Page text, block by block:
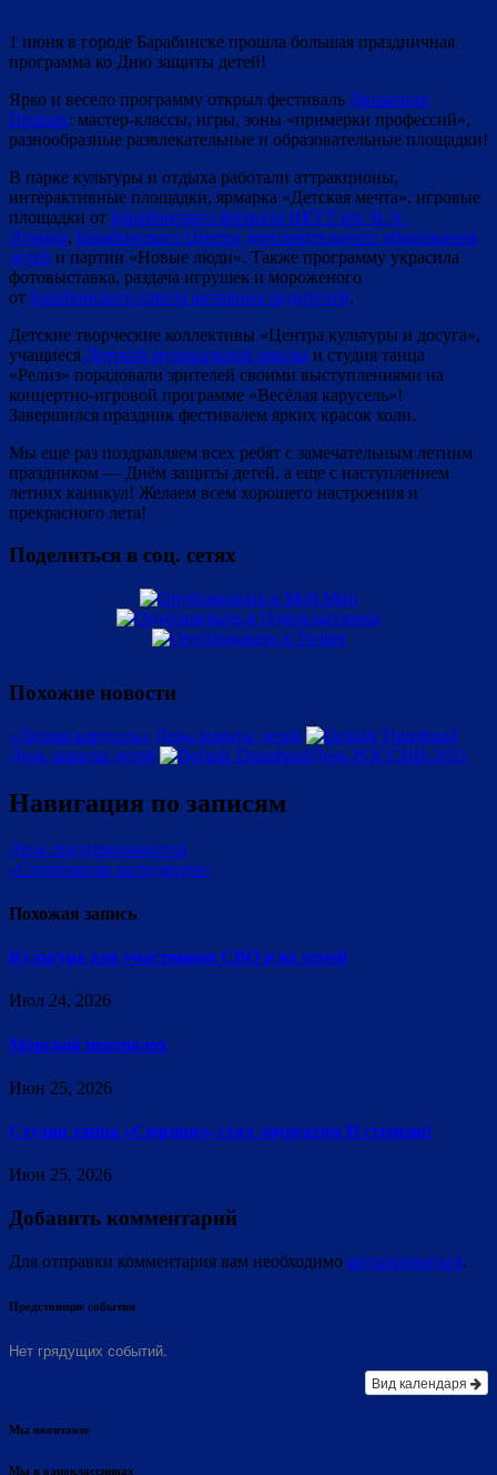
1 июня в городе Барабинске прошла большая праздничная
программа ко Дню защиты детей!
Ярко и весело программу открыл фестиваль Движения
Первых: мастер-классы, игры, зоны «примерки профессий»,
разнообразные развлекательные и образовательные площадки!
В парке культуры и отдыха работали аттракционы,
интерактивные площадки, ярмарка «Детская мечта», игровые
площадки от Барабинского филиала НКТТ им. Н.А.
Лунина, Барабинского Центра дополнительного образования
детей и партии «Новые люди». Также программу украсила
фотовыставка, раздача игрушек и мороженого
от Барабинского совета активных родителей.
Детские творческие коллективы «Центра культуры и досуга»,
учащиеся Детской музыкальной школы и студия танца
«Релиз» порадовали зрителей своими выступлениями на
концертно-игровой программе «Весёлая карусель»!
Завершился праздник фестивалем ярких красок холи.
Мы еще раз поздравляем всех ребят с замечательным летним
праздником — Днём защиты детей, а еще с наступлением
летних каникул! Желаем всем хорошего настроения и
прекрасного лета!
Поделиться в соц. сетях
Похожие новости
«Летняя карусель» День защиты детей
День защиты детей
День РОССИИ-2021
Навигация по записям
День предпринимателя
«Спортивная экспедиция»
Похожая запись
Культура для участников СВО и их семей
Июл 24, 2026
Морской переполох
Июн 25, 2026
Студия танца «Сюрприз» стал лауреатом II степени!
Июн 25, 2026
Добавить комментарий
Для отправки комментария вам необходимо авторизоваться.
Предстоящие события
Нет грядущих событий.
Вид календаря
Мы вконтакте
Мы в одноклассниках